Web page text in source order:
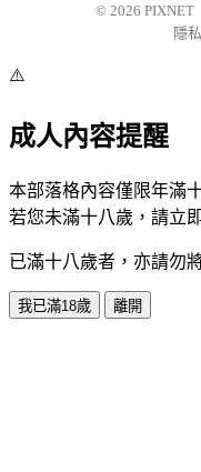
© 2026 PIXNET
隱
⚠️
成人內容提醒
本部落格內容僅限年滿
若您未滿十八歲，請立
已滿十八歲者，亦請勿
我已滿18歲 離開